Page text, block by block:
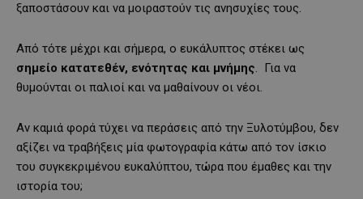
ξαποστάσουν και να μοιραστούν τις ανησυχίες τους.
Από τότε μέχρι και σήμερα, ο ευκάλυπτος στέκει ως
σημείο κατατεθέν, ενότητας και μνήμης. Για να
θυμούνται οι παλιοί και να μαθαίνουν οι νέοι.
Αν καμιά φορά τύχει να περάσεις από την Ξυλοτύμβου, δεν
αξίζει να τραβήξεις μία φωτογραφία κάτω από τον ίσκιο
του συγκεκριμένου ευκαλύπτου, τώρα που έμαθες και την
ιστορία του;